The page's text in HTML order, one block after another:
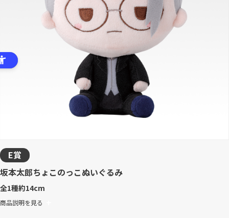
E賞
坂本太郎ちょこのっこぬいぐるみ
全1種約14cm
商品説明を見る